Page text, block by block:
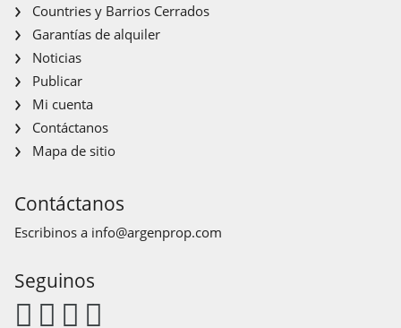
Countries y Barrios Cerrados
Garantías de alquiler
Noticias
Publicar
Mi cuenta
Contáctanos
Mapa de sitio
Contáctanos
Escribinos a info@argenprop.com
Seguinos